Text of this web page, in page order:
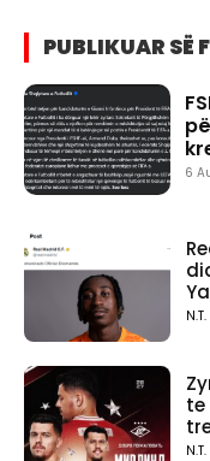
PUBLIKUAR SË
6
N.T.
te
N.T.